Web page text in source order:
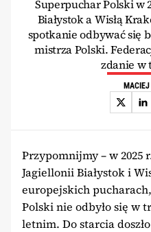
Superpuchar Polski w
Białystok a Wisłą
spotkanie odbywać się
mistrza Polski.
zdanie w
Przypomnijmy – w 2025
Jagiellonii Białystok i
europejskich
Polski nie odbyło się w
letnim. Do starcia